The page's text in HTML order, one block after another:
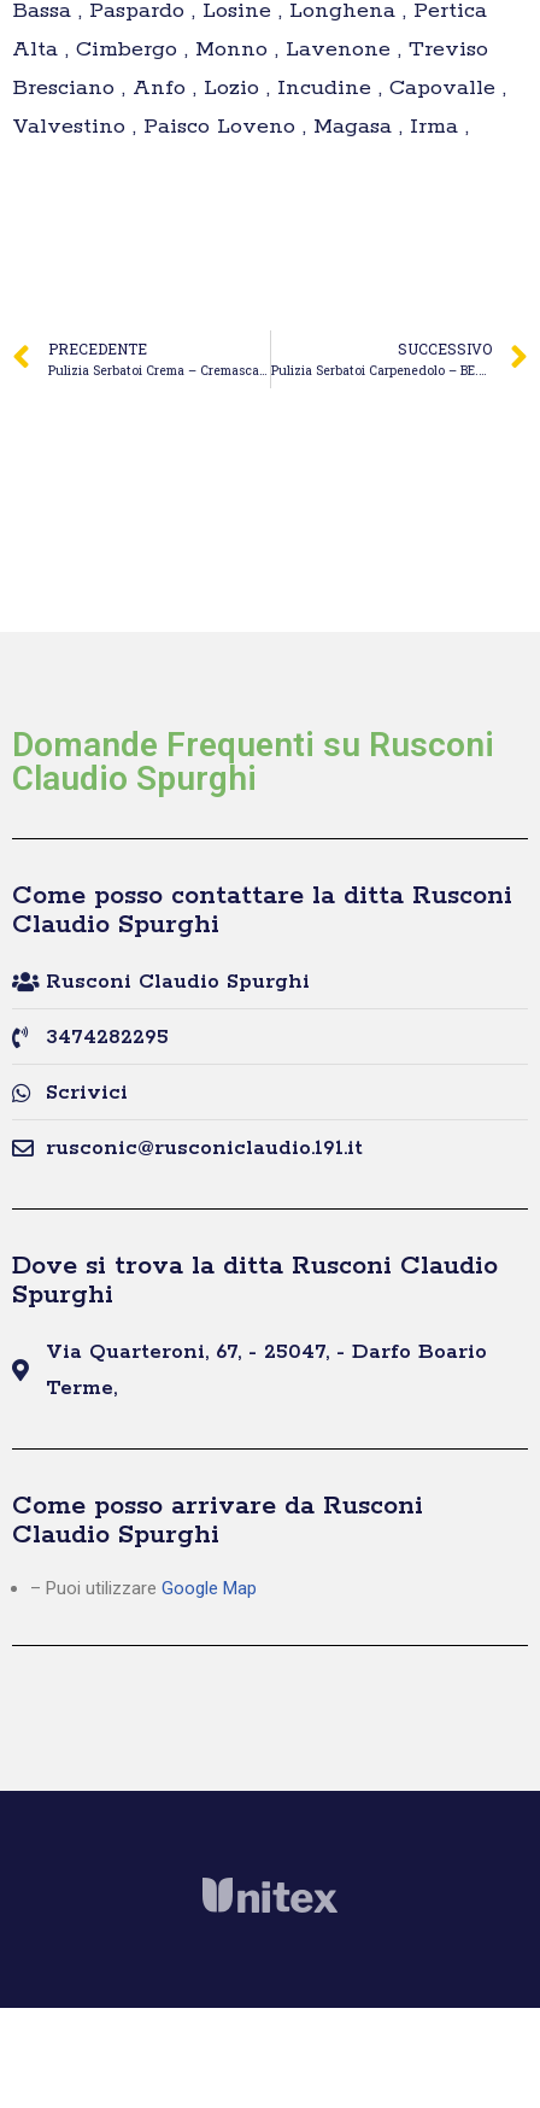
Bassa , Paspardo , Losine , Longhena , Pertica
Alta , Cimbergo , Monno , Lavenone , Treviso
Bresciano , Anfo , Lozio , Incudine , Capovalle ,
Valvestino , Paisco Loveno , Magasa , Irma ,
PRECEDENTE
Pulizia Serbatoi Crema – Cremasca Spurghi S.r.l.
SUCCESSIVO
Pulizia Serbatoi Carpenedolo – BE.PA SPURGHI S.R.L.
Domande Frequenti su Rusconi
Claudio Spurghi
Come posso contattare la ditta Rusconi
Claudio Spurghi
Rusconi Claudio Spurghi
3474282295
Scrivici
rusconic@rusconiclaudio.191.it
Dove si trova la ditta Rusconi Claudio
Spurghi
Via Quarteroni, 67, - 25047, - Darfo Boario
Terme,
Come posso arrivare da Rusconi
Claudio Spurghi
– Puoi utilizzare Google Map